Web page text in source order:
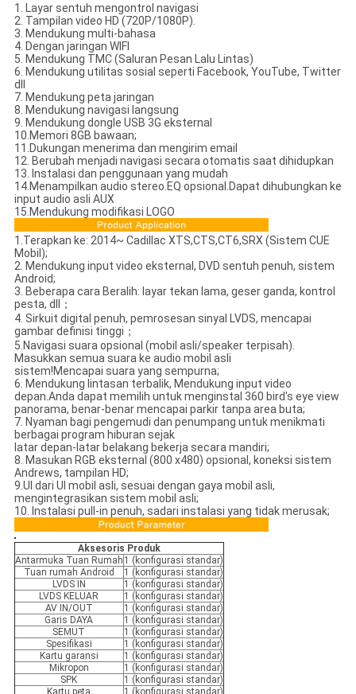
1. Layar sentuh mengontrol navigasi
2. Tampilan video HD (720P/1080P).
3. Mendukung multi-bahasa
4. Dengan jaringan WIFI
5. Mendukung TMC (Saluran Pesan Lalu Lintas)
6. Mendukung utilitas sosial seperti Facebook, YouTube, Twitter
dll
7. Mendukung peta jaringan
8. Mendukung navigasi langsung
9. Mendukung dongle USB 3G eksternal
10.Memori 8GB bawaan;
11.Dukungan menerima dan mengirim email
12. Berubah menjadi navigasi secara otomatis saat dihidupkan
13. Instalasi dan penggunaan yang mudah
14.Menampilkan audio stereo.EQ opsional.Dapat dihubungkan ke
input audio asli AUX
15.Mendukung modifikasi LOGO
1.Terapkan ke: 2014~ Cadillac XTS,CTS,CT6,SRX (Sistem CUE
Mobil);
2. Mendukung input video eksternal, DVD sentuh penuh, sistem
Android;
3. Beberapa cara Beralih: layar tekan lama, geser ganda, kontrol
pesta, dll；
4. Sirkuit digital penuh, pemrosesan sinyal LVDS, mencapai
gambar definisi tinggi；
5.Navigasi suara opsional (mobil asli/speaker terpisah).
Masukkan semua suara ke audio mobil asli
sistem!Mencapai suara yang sempurna;
6. Mendukung lintasan terbalik, Mendukung input video
depan.Anda dapat memilih untuk menginstal 360 bird's eye view
panorama, benar-benar mencapai parkir tanpa area buta;
7. Nyaman bagi pengemudi dan penumpang untuk menikmati
berbagai program hiburan sejak
latar depan-latar belakang bekerja secara mandiri;
8. Masukan RGB eksternal (800 x480) opsional, koneksi sistem
Andrews, tampilan HD;
9.UI dari UI mobil asli, sesuai dengan gaya mobil asli,
mengintegrasikan sistem mobil asli;
10. Instalasi pull-in penuh, sadari instalasi yang tidak merusak;
Aksesoris Produk
Antarmuka Tuan Rumah 1 (konfigurasi standar)
Tuan rumah Android
1 (konfigurasi standar)
LVDS IN
1 (konfigurasi standar)
LVDS KELUAR
1 (konfigurasi standar)
AV IN/OUT
1 (konfigurasi standar)
Garis DAYA
1 (konfigurasi standar)
SEMUT
1 (konfigurasi standar)
Spesifikasi
1 (konfigurasi standar)
Kartu garansi
1 (konfigurasi standar)
Mikropon
1 (konfigurasi standar)
SPK
1 (konfigurasi standar)
Kartu peta
1 (konfigurasi standar)